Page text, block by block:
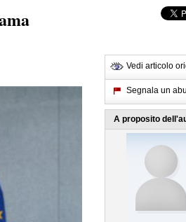
Vedi articolo
Segnala un
A proposito